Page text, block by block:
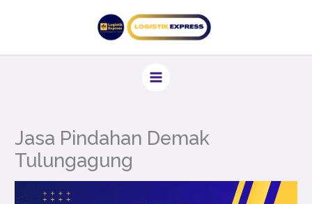
Jasa Pindahan Demak
Tulungagung